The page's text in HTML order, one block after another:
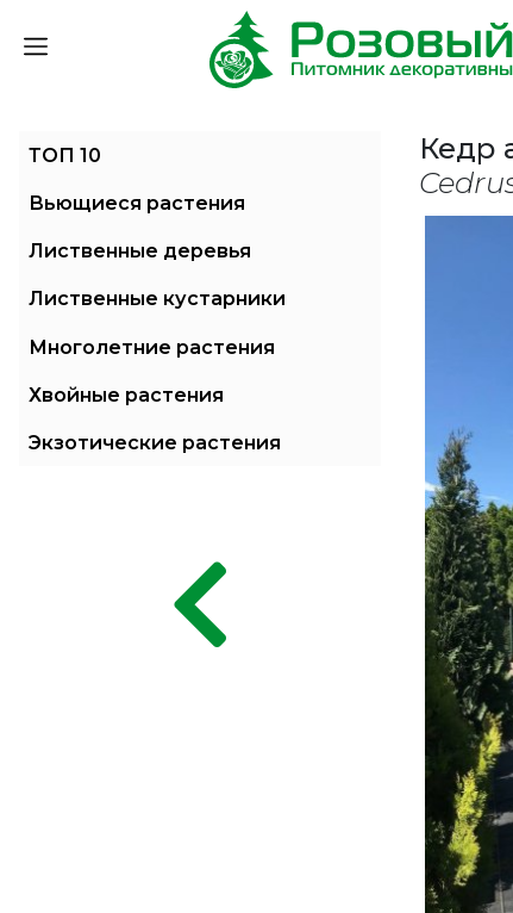
ТОП 10
Вьющиеся растения
Лиственные деревья
Лиственные кустарники
Многолетние растения
Хвойные растения
Экзотические растения
Кедр